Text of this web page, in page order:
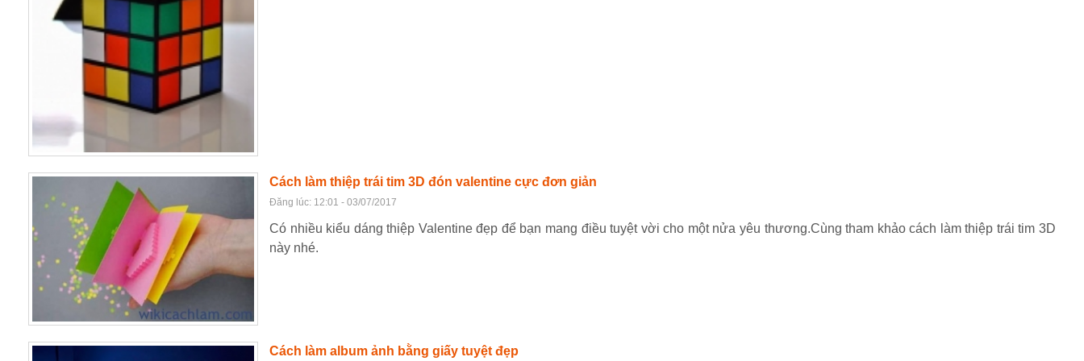
Cách làm thiệp trái tim 3D đón valentine cực đơn giản
Đăng lúc: 12:01 - 03/07/2017
Có nhiều kiểu dáng thiệp Valentine đẹp để bạn mang điều tuyệt vời cho một nửa yêu thương.Cùng tham khảo cách làm thiệp trái tim 3D
này nhé.
Cách làm album ảnh bằng giấy tuyệt đẹp